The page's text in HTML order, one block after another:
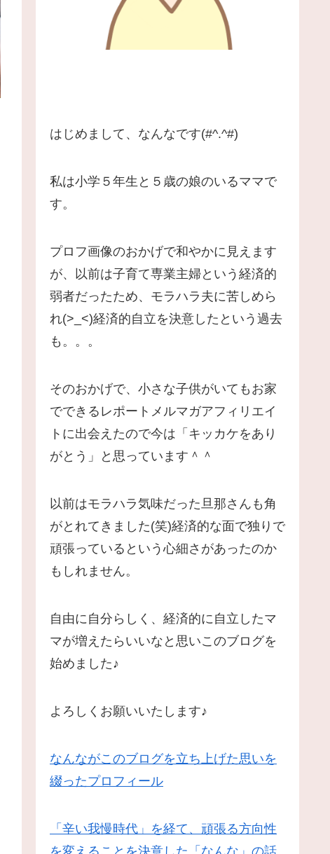
はじめまして、なんなです(#^.^#)
私は小学５年生と５歳の娘のいるママで
す。
プロフ画像のおかげで和やかに見えます
が、以前は子育て専業主婦という経済的
弱者だったため、モラハラ夫に苦しめら
れ(>_<)経済的自立を決意したという過去
も。。。
そのおかげで、小さな子供がいてもお家
でできるレポートメルマガアフィリエイ
トに出会えたので今は「キッカケをあり
がとう」と思っています＾＾
以前はモラハラ気味だった旦那さんも角
がとれてきました(笑)経済的な面で独りで
頑張っているという心細さがあったのか
もしれません。
自由に自分らしく、経済的に自立したマ
マが増えたらいいなと思いこのブログを
始めました♪
よろしくお願いいたします♪
なんながこのブログを立ち上げた思いを
綴ったプロフィール
「辛い我慢時代」を経て、頑張る方向性
を変えることを決意した「なんな」の話